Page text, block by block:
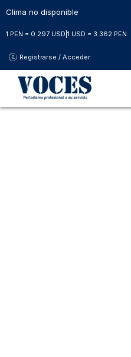
Clima no disponible
1 PEN = 0.297 USD 1 USD = 3.362 PEN
Registrarse / Acceder